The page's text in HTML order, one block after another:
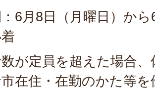
6月8日（月曜日）か
が定員を超えた場合、
在住・在勤のかた等